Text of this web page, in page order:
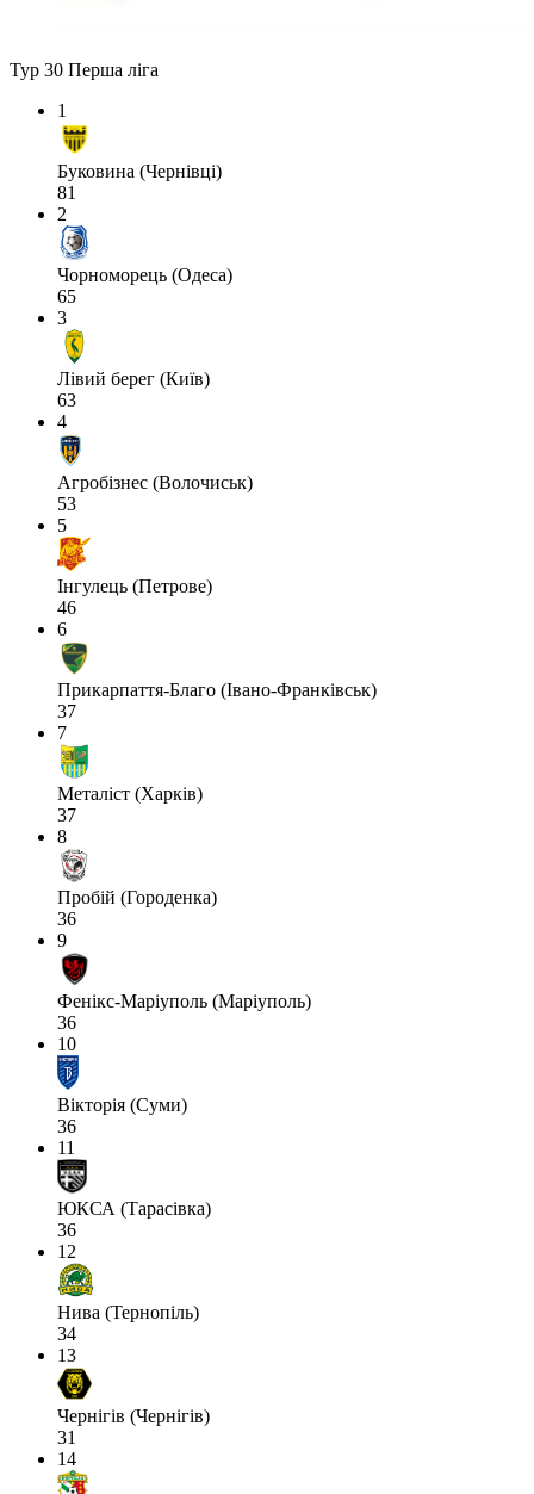
Тур 30 Перша ліга
1
Буковина (Чернівці)
81
2
Чорноморець (Одеса)
65
3
Лівий берег (Київ)
63
4
Агробізнес (Волочиськ)
53
5
Інгулець (Петрове)
46
6
Прикарпаття-Благо (Івано-Франківськ)
37
7
Металіст (Харків)
37
8
Пробій (Городенка)
36
9
Фенікс-Маріуполь (Маріуполь)
36
10
Вікторія (Суми)
36
11
ЮКСА (Тарасівка)
36
12
Нива (Тернопіль)
34
13
Чернігів (Чернігів)
31
14